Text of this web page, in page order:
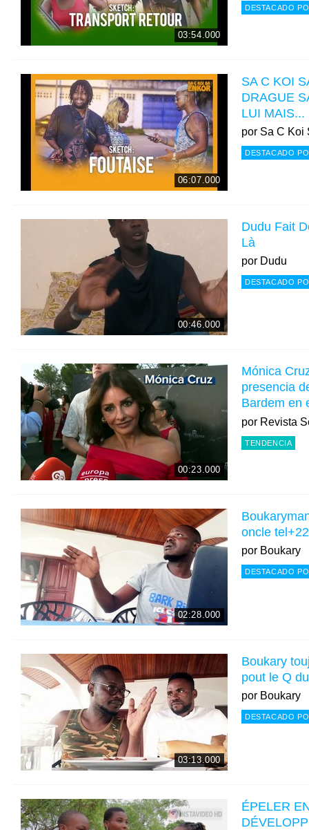
03:54.000
DESTACADO
06:07.000
SA C KOI
DRAGUE
LUI MAIS...
por Sa C Koi
DESTACADO
00:46.000
Dudu Fait
Là
por Dudu
DESTACADO
00:23.000
Mónica
presencia
Bardem en
el talismán"
por Revista
TENDENCIA
02:28.000
oncle
por Boukary
DESTACADO
03:13.000
Boukary
pout le Q
por Boukary
DESTACADO
ÉPELER